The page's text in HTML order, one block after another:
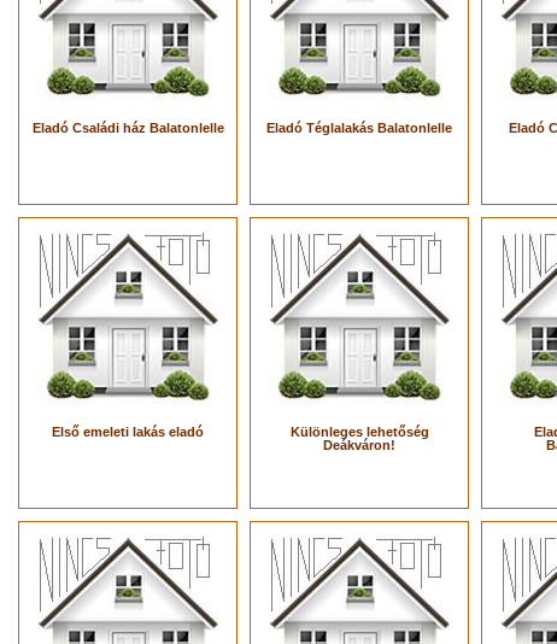
Eladó Családi ház Balatonlelle Eladó Téglalakás Balatonlelle Eladó
Első emeleti lakás eladó
Különleges lehetőség
Deákváron!